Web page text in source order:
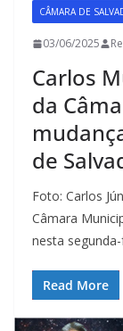
CÂMARA DE
03/06/2025
Carlos
da
de
Foto: Carlos
Câmara
nesta
Read More